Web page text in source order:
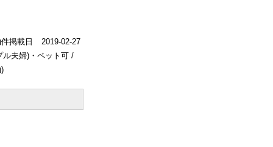
掲載日
2019-02-27
ル夫婦)・ペット可 /